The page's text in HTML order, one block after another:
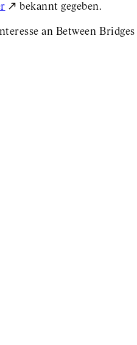
bekannt gegeben.
an Between